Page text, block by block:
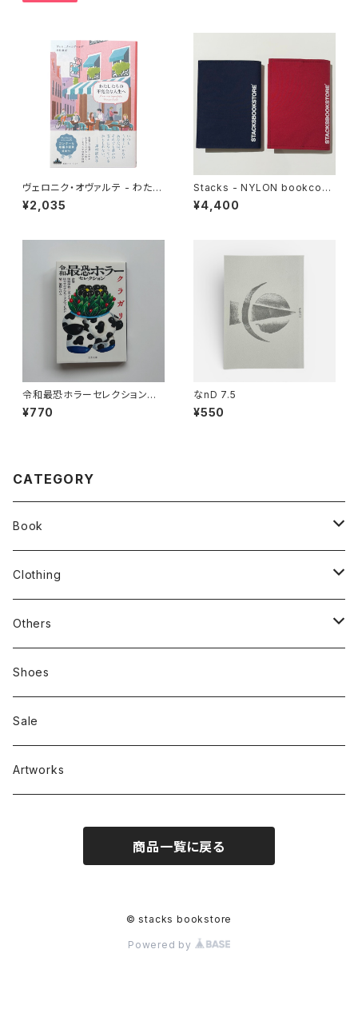
ヴェロニク・オヴァルテ - わたし
たちの不完全な人生へ
¥2,035
Stacks - NYLON bookcove
r for TANKOUBON
¥4,400
令和最恐ホラーセレクション
クラガリ
¥770
なnD 7.5
¥550
CATEGORY
Book
stacks
新刊本
Zine、Other
Clothing
Tees
Sweatshirts
Bag & Accessories
Others
Mixcd
RC SLUM / ROYALTY CLUB
雑貨
Shoes
Sale
Artworks
商品一覧に戻る
© stacks bookstore
Powered by